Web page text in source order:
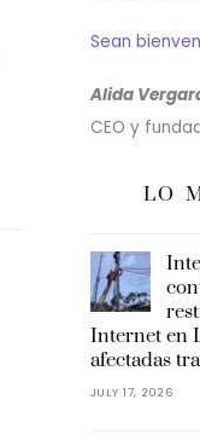
Sean
Alida
CEO y
LO
Internet en
afectadas
JULY 17, 2026